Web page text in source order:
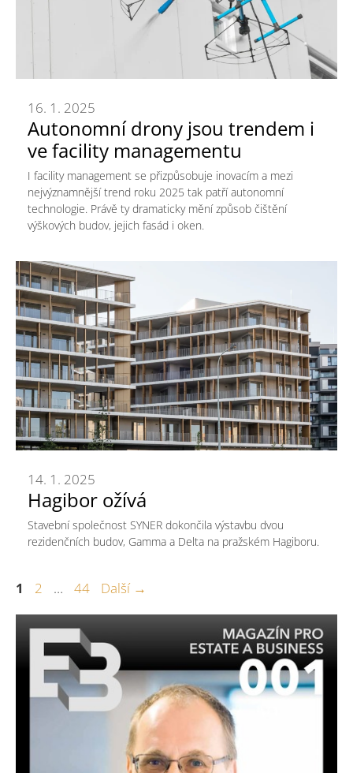
Autonomní drony jsou trendem i
ve facility managementu
16. 1. 2025
I facility management se přizpůsobuje inovacím a mezi
nejvýznamnější trend roku 2025 tak patří autonomní
technologie. Právě ty dramaticky mění způsob čištění
výškových budov, jejich fasád i oken.
Hagibor ožívá
14. 1. 2025
Stavební společnost SYNER dokončila výstavbu dvou
rezidenčních budov, Gamma a Delta na pražském Hagiboru.
Stránka
1 Stránka
2 … Stránka
44 Další →